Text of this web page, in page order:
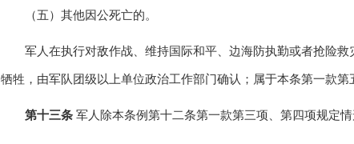
（五）其他因公死亡的。
军人在执行对敌作战、维持国际和平、边海防执勤或者抢险
牺牲，由军队团级以上单位政治工作部门确认；属于本条第一款
第十三条 军人除本条例第十二条第一款第三项、第四项规定